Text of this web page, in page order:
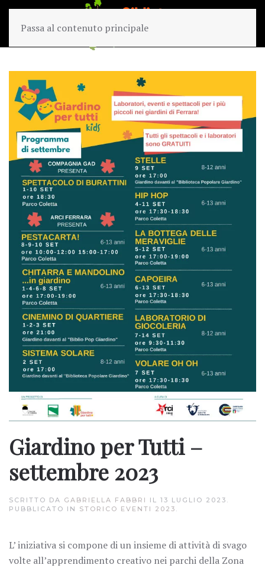
Passa al contenuto principale
Giardino per Tutti –
settembre 2023
SCRITTO DA GABRIELLA FABBRI IL 13 LUGLIO 2023
PUBBLICATO IN STORICO EVENTI 2023
L’ iniziativa si compone di un insieme di attività di svago
volte all’apprendimento creativo nei parchi della Zona